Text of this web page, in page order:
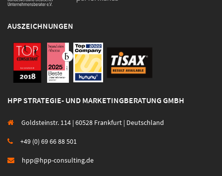
AUSZEICHNUNGEN
HPP STRATEGIE- UND MARKETINGBERATUNG GMBH
Goldsteinstr. 114 | 60528 Frankfurt | Deutschland
+49 (0) 69 66 88 501
hpp@hpp-consulting.de